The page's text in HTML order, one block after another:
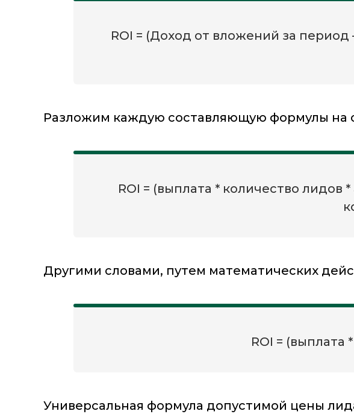
ROI = (Доход от вложений за
Разложим каждую составляющую формулы на
ROI = (выплата * количество лидов
Другими словами, путем математических
ROI = (выплата
Универсальная формула допустимой цены